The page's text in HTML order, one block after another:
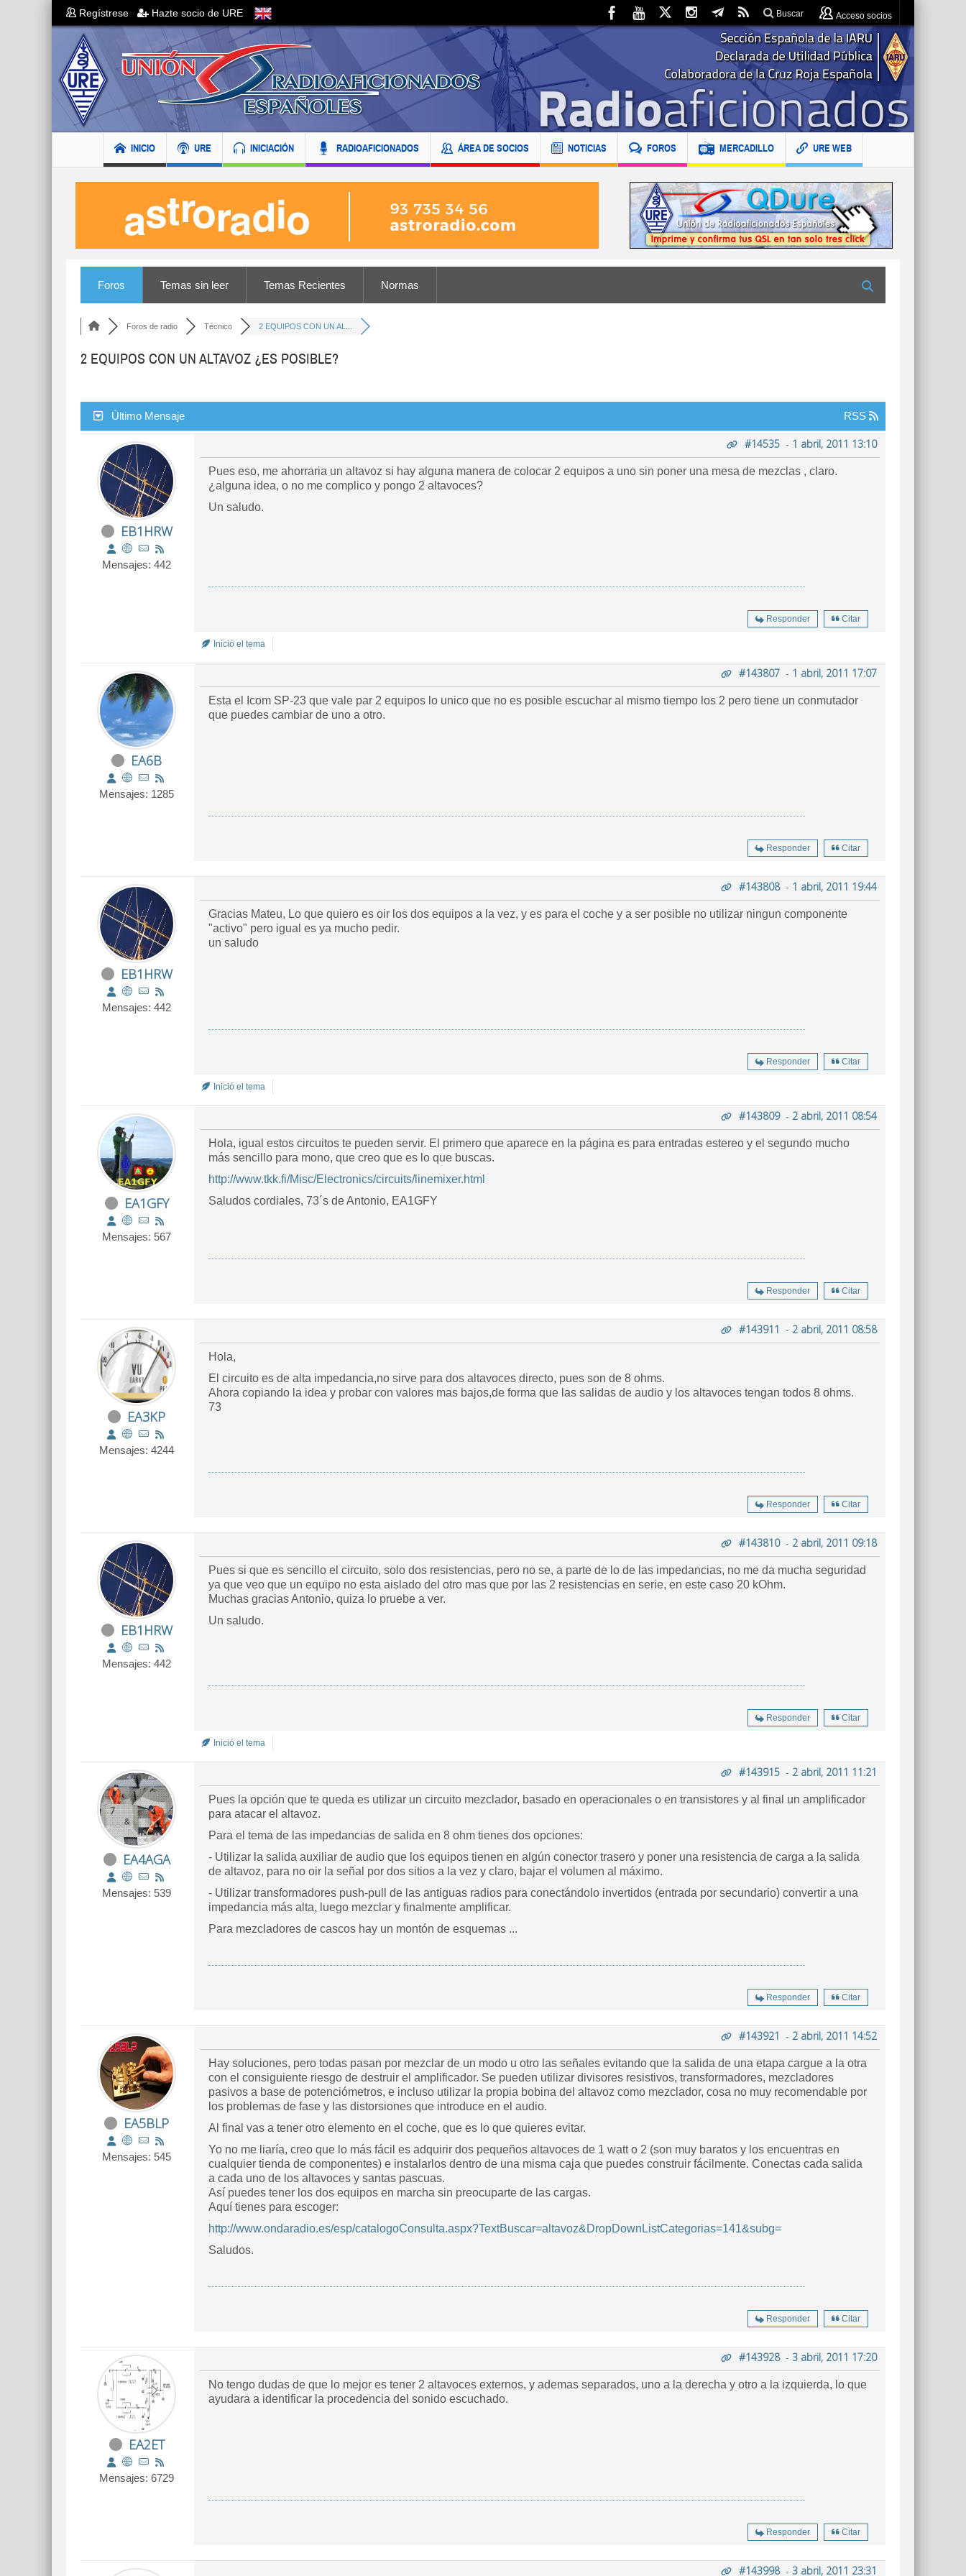
Regístrese Hazte socio de URE Buscar Acceso socios
INICIO URE INICIACIÓN RADIOAFICIONADOS ÁREA DE SOCIOS NOTICIAS FOROS MERCADILLO URE WEB
Foros Temas sin leer Temas Recientes Normas
Foros de radio Técnico 2 EQUIPOS CON UN AL...
2 EQUIPOS CON UN ALTAVOZ ¿ES POSIBLE?
Último Mensaje RSS
EB1HRW
Mensajes: 442
#14535 - 1 abril, 2011 13:10
Pues eso, me ahorraria un altavoz si hay alguna manera de colocar 2 equipos a uno sin poner una mesa de mezclas , claro.
¿alguna idea, o no me complico y pongo 2 altavoces?
Un saludo.
Responder Citar
Inició el tema
EA6B
Mensajes: 1285
#143807 - 1 abril, 2011 17:07
Esta el Icom SP-23 que vale par 2 equipos lo unico que no es posible escuchar al mismo tiempo los 2 pero tiene un conmutador
que puedes cambiar de uno a otro.
Responder Citar
EB1HRW
Mensajes: 442
#143808- 1 abril, 2011 19:44
Gracias Mateu, Lo que quiero es oir los dos equipos a la vez, y es para el coche y a ser posible no utilizar ningun componente
"activo" pero igual es ya mucho pedir.
un saludo
Responder Citar
Inició el tema
EA1GFY
Mensajes: 567
#143809- 2 abril, 2011 08:54
Hola, igual estos circuitos te pueden servir. El primero que aparece en la página es para entradas estereo y el segundo mucho
más sencillo para mono, que creo que es lo que buscas.
http://www.tkk.fi/Misc/Electronics/circuits/linemixer.html
Saludos cordiales, 73´s de Antonio, EA1GFY
Responder Citar
EA3KP
Mensajes: 4244
#143911 - 2 abril, 2011 08:58
Hola,
El circuito es de alta impedancia,no sirve para dos altavoces directo, pues son de 8 ohms.
Ahora copiando la idea y probar con valores mas bajos,de forma que las salidas de audio y los altavoces tengan todos 8 ohms.
73
Responder Citar
EB1HRW
Mensajes: 442
#143810- 2 abril, 2011 09:18
Pues si que es sencillo el circuito, solo dos resistencias, pero no se, a parte de lo de las impedancias, no me da mucha seguridad
ya que veo que un equipo no esta aislado del otro mas que por las 2 resistencias en serie, en este caso 20 kOhm.
Muchas gracias Antonio, quiza lo pruebe a ver.
Un saludo.
Responder Citar
Inició el tema
EA4AGA
Mensajes: 539
#143915 - 2 abril, 2011 11:21
Pues la opción que te queda es utilizar un circuito mezclador, basado en operacionales o en transistores y al final un amplificador
para atacar el altavoz.
Para el tema de las impedancias de salida en 8 ohm tienes dos opciones:
- Utilizar la salida auxiliar de audio que los equipos tienen en algún conector trasero y poner una resistencia de carga a la salida
de altavoz, para no oir la señal por dos sitios a la vez y claro, bajar el volumen al máximo.
- Utilizar transformadores push-pull de las antiguas radios para conectándolo invertidos (entrada por secundario) convertir a una
impedancia más alta, luego mezclar y finalmente amplificar.
Para mezcladores de cascos hay un montón de esquemas ...
Responder Citar
EA5BLP
Mensajes: 545
#143921 - 2 abril, 2011 14:52
Hay soluciones, pero todas pasan por mezclar de un modo u otro las señales evitando que la salida de una etapa cargue a la otra
con el consiguiente riesgo de destruir el amplificador. Se pueden utilizar divisores resistivos, transformadores, mezcladores
pasivos a base de potenciómetros, e incluso utilizar la propia bobina del altavoz como mezclador, cosa no muy recomendable por
los problemas de fase y las distorsiones que introduce en el audio.
Al final vas a tener otro elemento en el coche, que es lo que quieres evitar.
Yo no me liaría, creo que lo más fácil es adquirir dos pequeños altavoces de 1 watt o 2 (son muy baratos y los encuentras en
cualquier tienda de componentes) e instalarlos dentro de una misma caja que puedes construir fácilmente. Conectas cada salida
a cada uno de los altavoces y santas pascuas.
Así puedes tener los dos equipos en marcha sin preocuparte de las cargas.
Aquí tienes para escoger:
http://www.ondaradio.es/esp/catalogoConsulta.aspx?TextBuscar=altavoz&DropDownListCategorias=141&subg=
Saludos.
Responder Citar
EA2ET
Mensajes: 6729
#143928- 3 abril, 2011 17:20
No tengo dudas de que lo mejor es tener 2 altavoces externos, y ademas separados, uno a la derecha y otro a la izquierda, lo que
ayudara a identificar la procedencia del sonido escuchado.
Responder Citar
#143998- 3 abril, 2011 23:31